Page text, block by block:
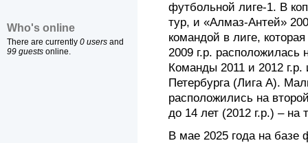
Who's online
There are currently 0 users and
99 guests online.
футбольной лиге-1. В
тур, и «Алмаз-Антей»
командой в лиге,
2009 г.р. расположилась
Команды 2011 и 2012 г.р.
Петербурга (Лига А).
расположились на
до 14 лет (2012 г.р.) – на
В мае 2025 года на базе